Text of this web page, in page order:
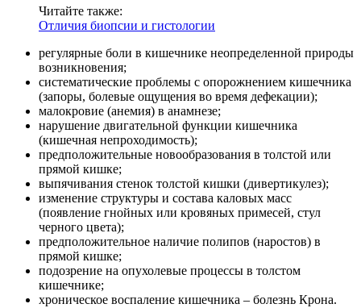
Читайте также:
Отличия биопсии и гистологии
регулярные боли в кишечнике неопределенной природы
возникновения;
систематические проблемы с опорожнением кишечника
(запоры, болевые ощущения во время дефекации);
малокровие (анемия) в анамнезе;
нарушение двигательной функции кишечника
(кишечная непроходимость);
предположительные новообразования в толстой или
прямой кишке;
выпячивания стенок толстой кишки (дивертикулез);
изменение структуры и состава каловых масс
(появление гнойных или кровяных примесей, стул
черного цвета);
предположительное наличие полипов (наростов) в
прямой кишке;
подозрение на опухолевые процессы в толстом
кишечнике;
хроническое воспаление кишечника – болезнь Крона.